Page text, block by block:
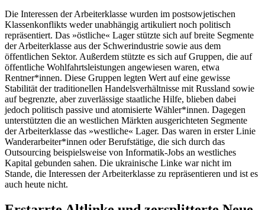
Die Interessen der Arbeiterklasse wurden im postsowjetischen
Klassenkonflikts weder unabhängig artikuliert noch politisch
repräsentiert. Das »östliche« Lager stützte sich auf breite Segmente
der Arbeiterklasse aus der Schwerindustrie sowie aus dem
öffentlichen Sektor. Außerdem stützte es sich auf Gruppen, die auf
öffentliche Wohlfahrtsleistungen angewiesen waren, etwa
Rentner*innen. Diese Gruppen legten Wert auf eine gewisse
Stabilität der traditionellen Handelsverhältnisse mit Russland sowie
auf begrenzte, aber zuverlässige staatliche Hilfe, blieben dabei
jedoch politisch passive und atomisierte Wähler*innen. Dagegen
unterstützten die an westlichen Märkten ausgerichteten Segmente
der Arbeiterklasse das »westliche« Lager. Das waren in erster Linie
Wanderarbeiter*innen oder Berufstätige, die sich durch das
Outsourcing beispielsweise von Informatik-Jobs an westliches
Kapital gebunden sahen. Die ukrainische Linke war nicht im
Stande, die Interessen der Arbeiterklasse zu repräsentieren und ist es
auch heute nicht.